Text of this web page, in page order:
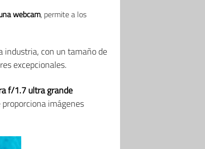
webcam, permite a los
industria, con un tamaño de
excepcionales.
f/1.7 ultra grande
imágenes